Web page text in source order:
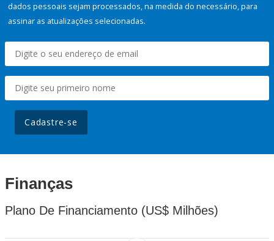
dados pessoais sejam processados, na medida do necessário, para
assinar as atualizações selecionadas.
Cadastre-se
Finanças
Plano De Financiamento (US$ Milhões)